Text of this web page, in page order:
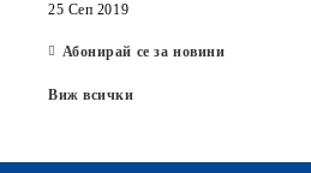
25 Сеп 2019
Абонирай се за новини
Виж всички